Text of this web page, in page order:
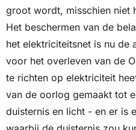
groot wordt, misschien niet
Het beschermen van de
het elektriciteitsnet is nu de
voor het overleven van de
te richten op elektriciteit
van de oorlog gemaakt tot
duisternis en licht - en er is